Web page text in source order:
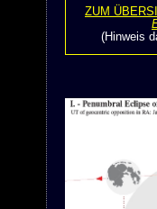
ZUM
(Hinweis